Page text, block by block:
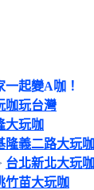
一起變A咖！
咖玩台灣
大玩咖
隆義二路大玩咖
台北新北大玩咖
竹苗大玩咖